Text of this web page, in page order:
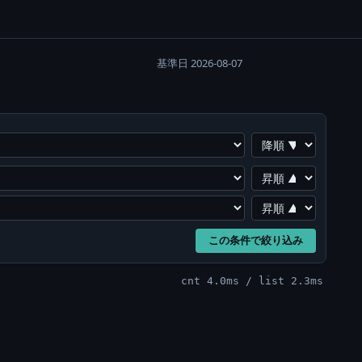
基準日 2026-08-07
この条件で絞り込み
cnt 4.0ms / list 2.3ms